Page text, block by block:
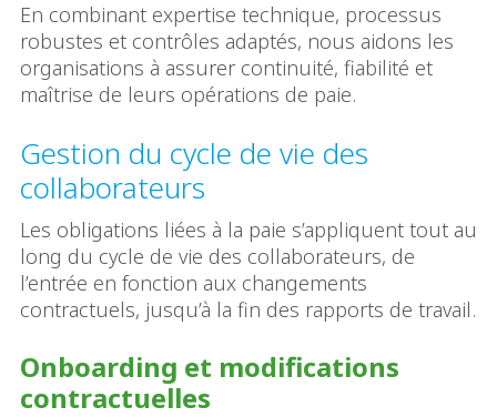
En combinant expertise technique, processus
robustes et contrôles adaptés, nous aidons les
organisations à assurer continuité, fiabilité et
maîtrise de leurs opérations de paie.
Gestion du cycle de vie des
collaborateurs
Les obligations liées à la paie s’appliquent tout au
long du cycle de vie des collaborateurs, de
l’entrée en fonction aux changements
contractuels, jusqu’à la fin des rapports de travail.
Onboarding et modifications
contractuelles